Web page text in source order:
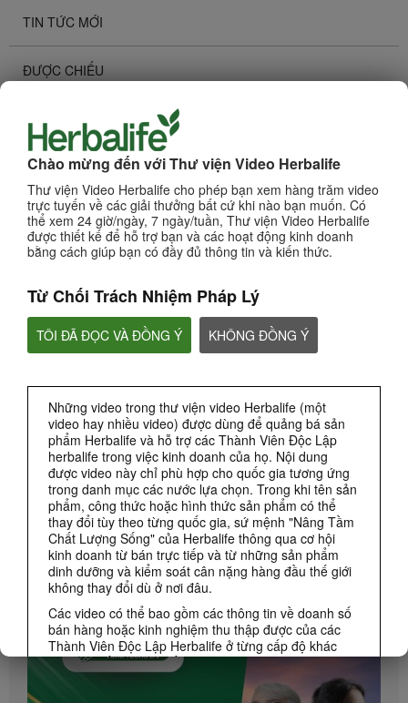
Chào mừng đến với Thư viện Video Herbalife
Thư viện Video Herbalife cho phép bạn xem hàng trăm video
trực tuyến về các giải thưởng bất cứ khi nào bạn muốn. Có
thể xem 24 giờ/ngày, 7 ngày/tuần, Thư viện Video Herbalife
được thiết kế để hỗ trợ bạn và các hoạt động kinh doanh
bằng cách giúp bạn có đầy đủ thông tin và kiến thức.
Từ Chối Trách Nhiệm Pháp Lý
TÔI ĐÃ ĐỌC VÀ ĐỒNG Ý KHÔNG ĐỒNG Ý
Những video trong thư viện video Herbalife (một
video hay nhiều video) được dùng để quảng bá sản
phẩm Herbalife và hỗ trợ các Thành Viên Độc Lập
herbalife trong việc kinh doanh của họ. Nội dung
được video này chỉ phù hợp cho quốc gia tương ứng
trong danh mục các nước lựa chọn. Trong khi tên sản
phẩm, công thức hoặc hình thức sản phẩm có thể
thay đổi tùy theo từng quốc gia, sứ mệnh "Nâng Tầm
Chất Lượng Sống" của Herbalife thông qua cơ hội
kinh doanh từ bán trực tiếp và từ những sản phẩm
dinh dưỡng và kiểm soát cân nặng hàng đầu thế giới
không thay đổi dù ở nơi đâu.
Các video có thể bao gồm các thông tin về doanh số
bán hàng hoặc kinh nghiệm thu thập được của các
Thành Viên Độc Lập Herbalife ở từng cấp độ khác
nhau và sống trên nhiều khu vực khác nhau. Thu
nhập được áp dụng riêng biệt đối với từng cá nhân
(hoặc ví dụ) chỉ mang tính minh họa và không phải
TIN TỨC MỚI
ĐƯỢC CHIẾU
Duyệt Kênh
CÁC SẢN PHẨM
KINH DOANH
DINH DƯỠNG & KHOA HỌC
CHAT HLF PODCAST
VỀ HERBALIFE
THƯƠNG HIỆU & TÀI TRỢ
CÁC SỰ KIỆN HERBALIFE
CÁC KHUYẾN MÃI CỦA HERBALIFE
KINH DOANH Xem Tất cả